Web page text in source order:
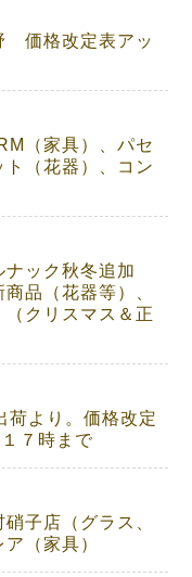
価格改定表アッ
（家具）、パセ
（花器）、コン
ナック秋冬追加
品（花器等）、
クリスマス＆正
荷より。価格改定
７時まで
子店（グラス、
（家具）